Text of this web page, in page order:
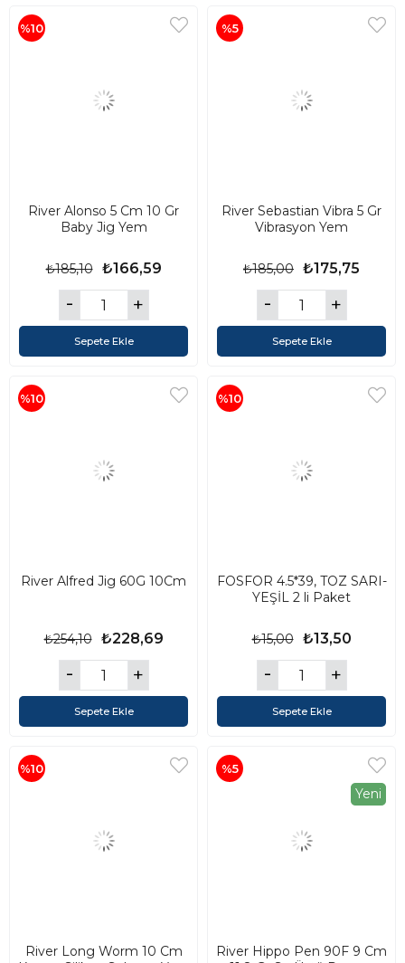
River Alonso 5 Cm 10 Gr
Baby Jig Yem
₺166,59
₺185,10
Sepete Ekle
%10
River Sebastian Vibra 5 Gr
Vibrasyon Yem
₺175,75
₺185,00
Sepete Ekle
%5
River Alfred Jig 60G 10Cm
₺228,69
₺254,10
Sepete Ekle
%10
FOSFOR 4.5*39, TOZ SARI-
YEŞİL 2 li Paket
₺13,50
₺15,00
Sepete Ekle
%10
River Long Worm 10 Cm
%10
River Hippo Pen 90F 9 Cm
%5
Yeni